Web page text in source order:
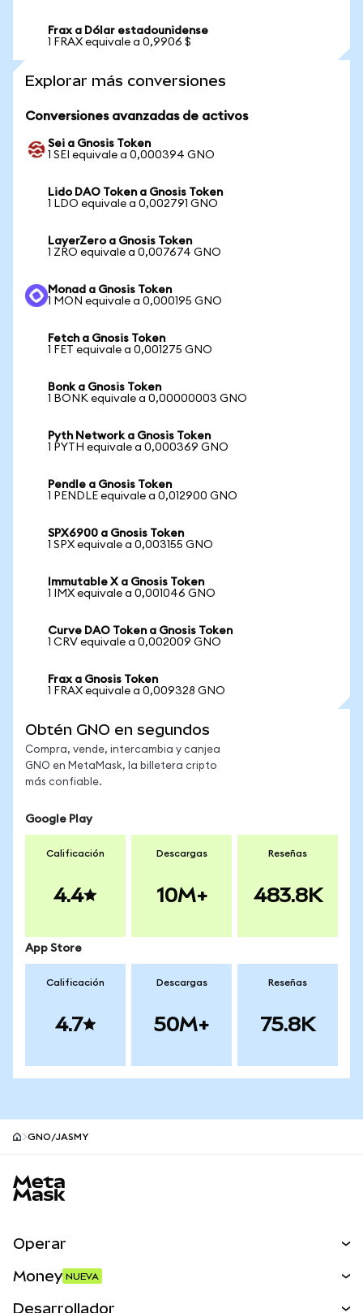
Frax a Dólar estadounidense
1 FRAX equivale a 0,9906 $
Explorar más conversiones
Conversiones avanzadas de activos
Sei a Gnosis Token
1 SEI equivale a 0,000394 GNO
Lido DAO Token a Gnosis Token
1 LDO equivale a 0,002791 GNO
LayerZero a Gnosis Token
1 ZRO equivale a 0,007674 GNO
Monad a Gnosis Token
1 MON equivale a 0,000195 GNO
Fetch a Gnosis Token
1 FET equivale a 0,001275 GNO
Bonk a Gnosis Token
1 BONK equivale a 0,00000003 GNO
Pyth Network a Gnosis Token
1 PYTH equivale a 0,000369 GNO
Pendle a Gnosis Token
1 PENDLE equivale a 0,012900 GNO
SPX6900 a Gnosis Token
1 SPX equivale a 0,003155 GNO
Immutable X a Gnosis Token
1 IMX equivale a 0,001046 GNO
Curve DAO Token a Gnosis Token
1 CRV equivale a 0,002009 GNO
Frax a Gnosis Token
1 FRAX equivale a 0,009328 GNO
Obtén GNO en segundos
Compra, vende, intercambia y canjea
GNO en MetaMask, la billetera cripto
más confiable.
Google Play
Calificación
4.4
Descargas
10M+
Reseñas
483.8K
App Store
Calificación
4.7
Descargas
50M+
Reseñas
75.8K
GNO/JASMY
Operar
Money NUEVA
Desarrollador